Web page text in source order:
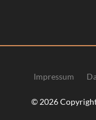
© 2026
Impressum